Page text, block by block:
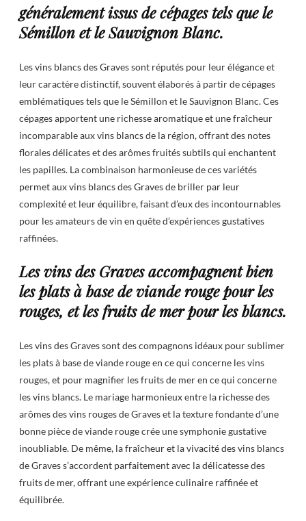
généralement issus de cépages tels que le
Sémillon et le Sauvignon Blanc.
Les vins blancs des Graves sont réputés pour leur élégance et
leur caractère distinctif, souvent élaborés à partir de cépages
emblématiques tels que le Sémillon et le Sauvignon Blanc. Ces
cépages apportent une richesse aromatique et une fraîcheur
incomparable aux vins blancs de la région, offrant des notes
florales délicates et des arômes fruités subtils qui enchantent
les papilles. La combinaison harmonieuse de ces variétés
permet aux vins blancs des Graves de briller par leur
complexité et leur équilibre, faisant d’eux des incontournables
pour les amateurs de vin en quête d’expériences gustatives
raffinées.
Les vins des Graves accompagnent bien
les plats à base de viande rouge pour les
rouges, et les fruits de mer pour les blancs.
Les vins des Graves sont des compagnons idéaux pour sublimer
les plats à base de viande rouge en ce qui concerne les vins
rouges, et pour magnifier les fruits de mer en ce qui concerne
les vins blancs. Le mariage harmonieux entre la richesse des
arômes des vins rouges de Graves et la texture fondante d’une
bonne pièce de viande rouge crée une symphonie gustative
inoubliable. De même, la fraîcheur et la vivacité des vins blancs
de Graves s’accordent parfaitement avec la délicatesse des
fruits de mer, offrant une expérience culinaire raffinée et
équilibrée.